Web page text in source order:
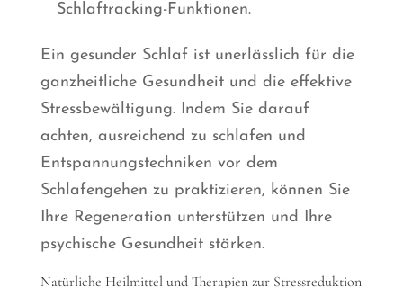
Schlaftracking-Funktionen.
Ein gesunder Schlaf ist unerlässlich für die
ganzheitliche Gesundheit und die effektive
Stressbewältigung. Indem Sie darauf
achten, ausreichend zu schlafen und
Entspannungstechniken vor dem
Schlafengehen zu praktizieren, können Sie
Ihre Regeneration unterstützen und Ihre
psychische Gesundheit stärken.
Natürliche Heilmittel und Therapien zur Stressreduktion